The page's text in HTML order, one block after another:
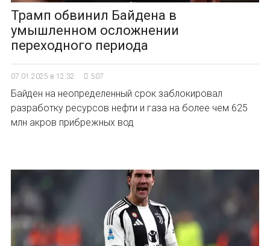
Трамп обвинил Байдена в
умышленном осложнении
переходного периода
07.01.2025 в 12:32 507
Байден на неопределенный срок заблокировал
разработку ресурсов нефти и газа на более чем 625
млн акров прибрежных вод